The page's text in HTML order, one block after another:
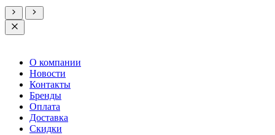
О компании
Новости
Контакты
Бренды
Оплата
Доставка
Скидки